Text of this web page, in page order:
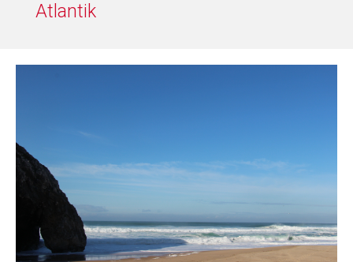
Atlantik